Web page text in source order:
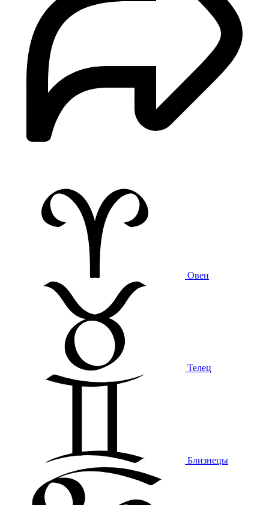
Овен
Телец
Близнецы